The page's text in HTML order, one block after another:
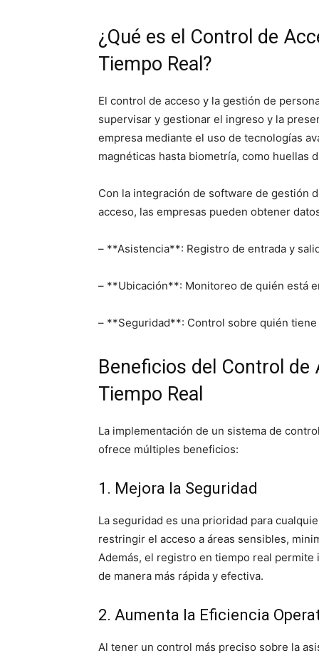
¿Qué es el Control de
Tiempo Real?
El control de acceso y la gestión de
supervisar y gestionar el ingreso y la
empresa mediante el uso de tecnologías
magnéticas hasta biometría, como huellas
Con la integración de software de gestión
acceso, las empresas pueden obtener
– **Asistencia**: Registro de entrada y
– **Ubicación**: Monitoreo de quién está
– **Seguridad**: Control sobre quién tiene
Beneficios del Control de
Tiempo Real
La implementación de un sistema de
ofrece múltiples beneficios:
1. Mejora la Seguridad
La seguridad es una prioridad para
restringir el acceso a áreas sensibles,
Además, el registro en tiempo real
de manera más rápida y efectiva.
2. Aumenta la Eficiencia
Al tener un control más preciso sobre la